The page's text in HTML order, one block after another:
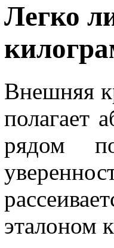
Легко
Внешняя
полагает
рядом
эталоном